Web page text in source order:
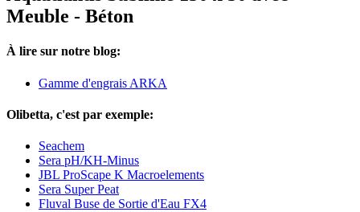
Meuble - Béton
À lire sur notre blog:
Gamme d'engrais ARKA
Olibetta, c'est par exemple:
Seachem
Sera pH/KH-Minus
JBL ProScape K Macroelements
Sera Super Peat
Fluval Buse de Sortie d'Eau FX4